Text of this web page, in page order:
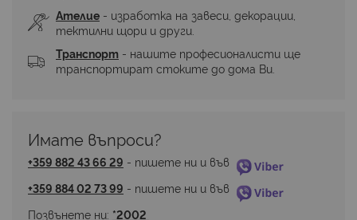
Ателие - изработка на завеси, декорации,
тектилни щори и други.
Транспорт - нашите професионалисти ще
транспортират стоките до дома Ви.
Имате въпроси?
+359 882 43 66 29 - пишете ни и във
+359 884 02 73 99 - пишете ни и във
Позвънете ни: *2002